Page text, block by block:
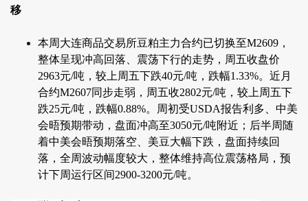
移
本周大连商品交易所豆粕主力合约已切换至M2609，
整体呈现冲高回落、震荡下行的走势，周五收盘价
2963元/吨，较上周五下跌40元/吨，跌幅1.33%。近月
合约M2607同步走弱，周五收2802元/吨，较上周五下
跌25元/吨，跌幅0.88%。周初受USDA报告利多、中美
会晤预期带动，盘面冲高至3050元/吨附近；后半周随
着中美会晤预期落空、美豆大幅下跌，盘面持续回
落，全周波动幅度较大，整体维持高位震荡格局，预
计下周运行区间2900-3200元/吨。